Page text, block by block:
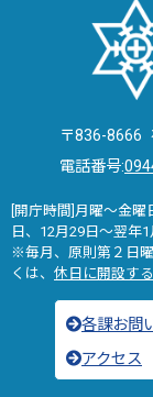
〒836-8666
電話番号:
[開庁時間]月曜～金
日、12月29日～翌年1
※毎月、原則第２日
くは、 休日に開設す
各課お問
アクセス